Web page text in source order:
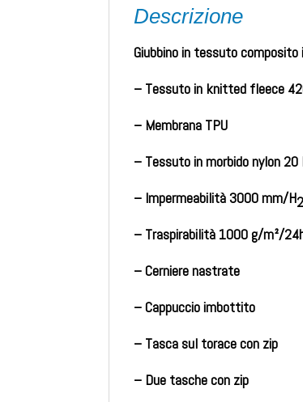
Descrizione
Giubbino in tessuto
– Tessuto in knitted fleece
– Membrana TPU
– Tessuto in morbido nylon 20
– Impermeabilità 3000 mm/H
– Traspirabilità 1000 g/m²/
– Cerniere nastrate
– Cappuccio imbottito
– Tasca sul torace con zip
– Due tasche con zip